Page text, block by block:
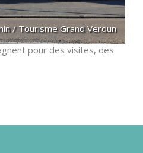
/ Tourisme Grand Verdun
pour des visites, des